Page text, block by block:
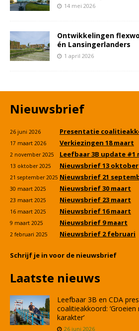
14 mei 2026
Ontwikkelingen
én Lansingerlanders
1 april 2026
Nieuwsbrief
26 juni 2026 Presentatie
17 maart 2026 Verkiezingen 18 maart
2 november 2025 Leefbaar 3B update #1
13 oktober 2025 Nieuwsbrief 13 oktober
21 september 2025 Nieuwsbrief 21
30 maart 2025 Nieuwsbrief 30 maart
23 maart 2025 Nieuwsbrief 23 maart
16 maart 2025 Nieuwsbrief 16 maart
9 maart 2025 Nieuwsbrief 9 maart
2 februari 2025 Nieuwsbrief 2 februari
Schrijf je in voor de nieuwsbrief
Laatste nieuws
Leefbaar 3B en CDA
coalitieakkoord:
karakter’
26 juni 2026